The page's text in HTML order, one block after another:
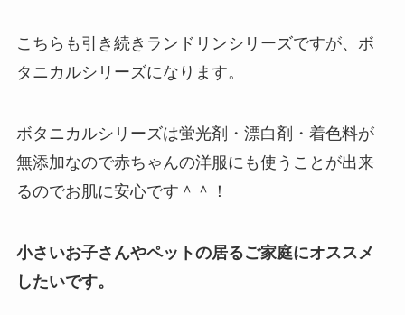
こちらも引き続きランドリンシリーズですが、ボ
タニカルシリーズになります。
ボタニカルシリーズは蛍光剤・漂白剤・着色料が
無添加なので赤ちゃんの洋服にも使うことが出来
るのでお肌に安心です＾＾！
小さいお子さんやペットの居るご家庭にオススメ
したいです。